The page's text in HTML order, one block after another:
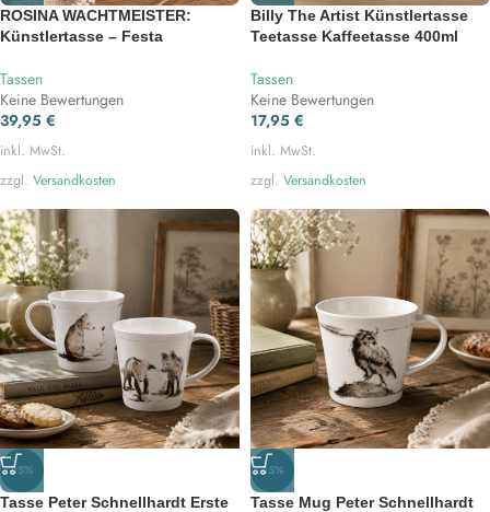
ROSINA WACHTMEISTER:
Künstlertasse – Festa
Tassen
Keine Bewertungen
39,95 €
inkl. MwSt.
zzgl. Versandkosten
Billy The Artist Künstlertasse
Teetasse Kaffeetasse 400ml
Tassen
Keine Bewertungen
17,95 €
inkl. MwSt.
zzgl. Versandkosten
-15%
Tasse Peter Schnellhardt Erste
-15%
Tasse Mug Peter Schnellhardt